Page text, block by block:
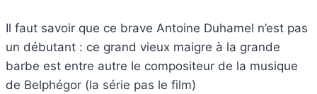
Il faut savoir que ce brave Antoine Duhamel n’est pas
un débutant : ce grand vieux maigre à la grande
barbe est entre autre le compositeur de la musique
de Belphégor (la série pas le film)